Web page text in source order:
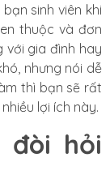
sinh viên khi
thuộc và đơn
với gia đình hay
nhưng nói dễ
thì bạn sẽ rất
lợi ích này.
đòi hỏi